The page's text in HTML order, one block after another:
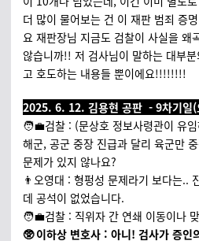
더 많이 물어보는 건 이 재판 범죄 증
요 재판장님 지금도 검찰이 사실을 왜
않습니까!! 저 검사님이 말하는 대부
고 호도하는 내용들 뿐이에요!!!!!!!!
2025. 6. 12. 김용현 공판 - 9차기일(
🧑‍💼검찰 : (문상호 정보사령관이 유
해군, 공군 중장 진급과 달리 육군만
문제가 있지 않나요?
👨오영대 : 형펑성 문제라기 보다는..
데 공석이 없었습니다.
🧑‍💼검찰 : 직위자 간 연쇄 이동이나
🥸 이하상 변호사 : 아니! 검사가 증인